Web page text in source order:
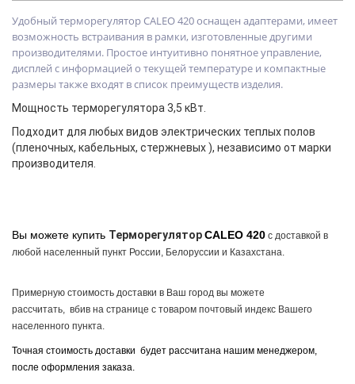
Удобный терморегулятор CALEO 420 оснащен адаптерами, имеет
возможность встраивания в рамки, изготовленные другими
производителями. Простое интуитивно понятное управление,
дисплей с информацией о текущей температуре и компактные
размеры также входят в список преимуществ изделия.
Мощность терморегулятора 3,5 кВт.
Подходит для любых видов электрических теплых полов
(пленочных, кабельных, стержневых ), независимо от марки
производителя.
Вы можете купить ТерморегуляторCALEO 420 с доставкой в
любой населенный пункт России, Белоруссии и Казахстана.
Примерную стоимость доставки в Ваш город вы можете
рассчитать, вбив на странице с товаром почтовый индекс Вашего
населенного пункта.
Точная стоимость доставки будет рассчитана нашим менеджером,
после оформления заказа.